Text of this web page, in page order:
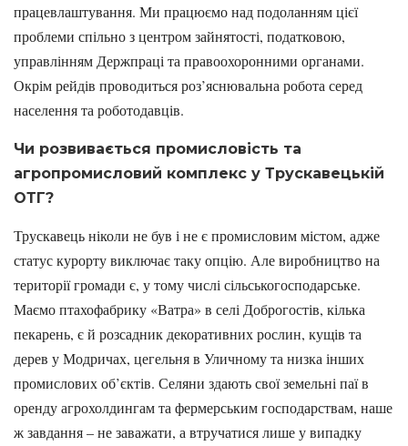
працевлаштування. Ми працюємо над подоланням цієї
проблеми спільно з центром зайнятості, податковою,
управлінням Держпраці та правоохоронними органами.
Окрім рейдів проводиться роз’яснювальна робота серед
населення та роботодавців.
Чи розвивається промисловість та
агропромисловий комплекс у Трускавецькій
ОТГ?
Трускавець ніколи не був і не є промисловим містом, адже
статус курорту виключає таку опцію. Але виробництво на
території громади є, у тому числі сільськогосподарське.
Маємо птахофабрику «Ватра» в селі Доброгостів, кілька
пекарень, є й розсадник декоративних рослин, кущів та
дерев у Модричах, цегельня в Уличному та низка інших
промислових об’єктів. Селяни здають свої земельні паї в
оренду агрохолдингам та фермерським господарствам, наше
ж завдання – не заважати, а втручатися лише у випадку